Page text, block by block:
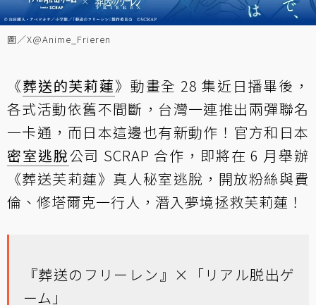
圖／X@Anime_Frieren
《葬送的芙莉蓮》動畫全 28 集近日播畢後，
各式活動依舊不間斷，台灣一連推出兩彈聯名
一卡通，而日本這邊也有新動作！官方和日本
密室逃脫公司 SCRAP 合作，即將在 6 月舉辦
《葬送芙莉蓮》真人秘室逃脫，開放粉絲與費
倫、修塔爾克一行人，潛入夢境拯救芙莉蓮！
『葬送のフリーレン』×「リアル脱出ゲ
ーム」